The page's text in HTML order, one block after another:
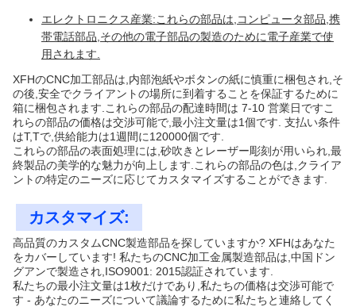
エレクトロニクス産業:これらの部品は,コンピュータ部品,携
帯電話部品,その他の電子部品の製造のために電子産業で使
用されます.
XFHのCNC加工部品は,内部泡紙やボタンの紙に慎重に梱包され,そ
の後,安全でクライアントの場所に到着することを保証するために
箱に梱包されます.これらの部品の配達時間は 7-10 営業日ですこ
れらの部品の価格は交渉可能で,最小注文量は1個です. 支払い条件
はT,Tで,供給能力は1週間に120000個です.
これらの部品の表面処理には,砂吹きとレーザー彫刻が用いられ,最
終製品の美学的な魅力が向上します.これらの部品の色は,クライア
ントの特定のニーズに応じてカスタマイズすることができます.
カスタマイズ:
高品質のカスタムCNC製造部品を探していますか? XFHはあなた
をカバーしています! 私たちのCNC加工金属製造部品は,中国ドン
グアンで製造され,ISO9001: 2015認証されています.
私たちの最小注文量は1枚だけであり,私たちの価格は交渉可能で
す - あなたのニーズについて議論するために私たちと連絡してく